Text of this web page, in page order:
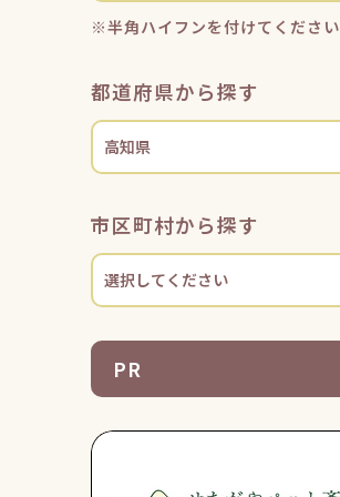
※半角ハイフンを付けてください
都道府県から探す
市区町村から探す
PR